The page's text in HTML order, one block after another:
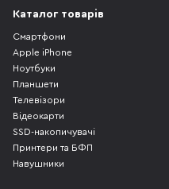
Каталог товарів
Смартфони
Apple iPhone
Ноутбуки
Планшети
Телевізори
Відеокарти
SSD-накопичувачі
Принтери та БФП
Навушники